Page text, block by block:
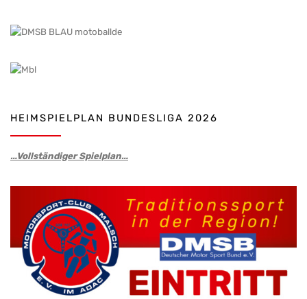
HEIMSPIELPLAN BUNDESLIGA 2026
…Vollständiger Spielplan…